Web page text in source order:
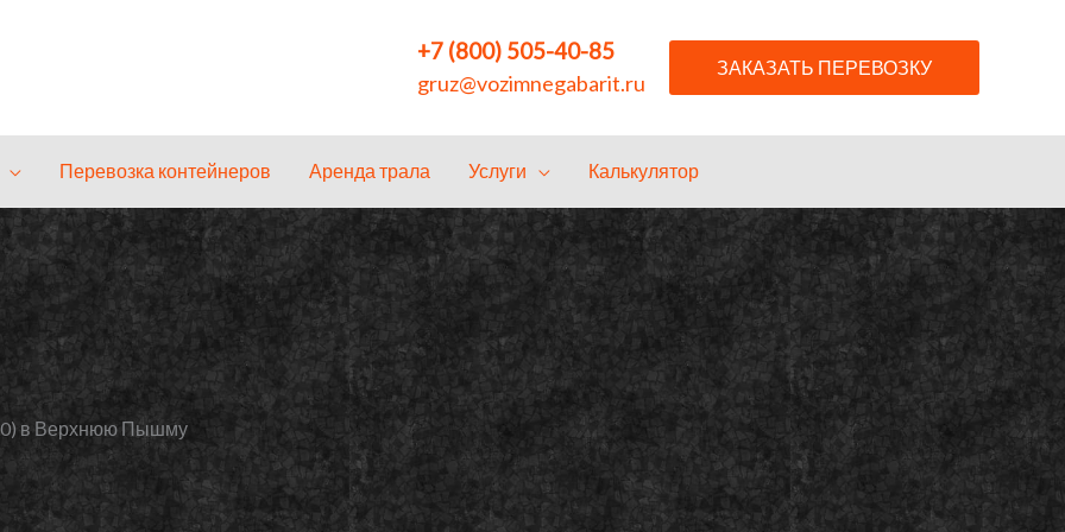
+7 (800) 505-40-85
gruz@vozimnegabarit.ru
ЗАКАЗАТЬ ПЕРЕВОЗКУ
Перевозка контейнеров Аренда трала Услуги Калькулятор
в Верхнюю Пышму